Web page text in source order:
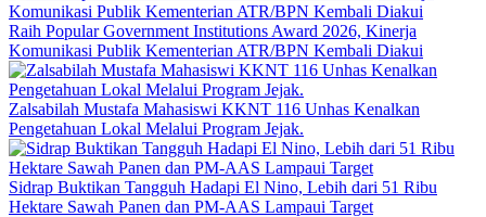
Raih Popular Government Institutions Award 2026, Kinerja
Komunikasi Publik Kementerian ATR/BPN Kembali Diakui
Zalsabilah Mustafa Mahasiswi KKNT 116 Unhas Kenalkan
Pengetahuan Lokal Melalui Program Jejak.
Sidrap Buktikan Tangguh Hadapi El Nino, Lebih dari 51 Ribu
Hektare Sawah Panen dan PM-AAS Lampaui Target